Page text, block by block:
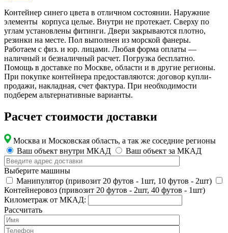
Контейнер синего цвета в отличном состоянии. Наружние
элементы корпуса целые. Внутри не протекает. Сверху по
углам установлены фитинги. Двери закрываются плотно,
резинки на месте. Пол выполнен из морской фанеры.
Работаем с физ. и юр. лицами. Любая форма оплаты —
наличный и безналичный расчет. Погрузка бесплатно.
Помощь в доставке по Москве, области и в другие регионы.
При покупке контейнера предоставляются: договор купли-
продажи, накладная, счет фактура. При необходимости
подберем альтернативные варианты.
Расчет стоимости доставки
Москва и Московская область, а так же соседние регионы
Ваш объект внутри МКАД
Ваш объект за МКАД
Выберите машины
Манипулятор (привозит 20 футов - 1шт, 10 футов - 2шт)
Контейнеровоз (привозит 20 футов - 2шт, 40 футов - 1шт)
Километраж от МКАД:
Рассчитать